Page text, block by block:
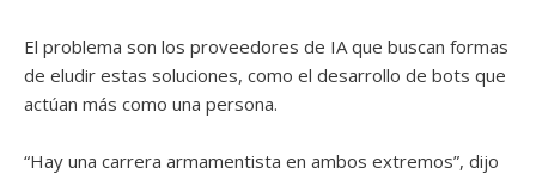
El problema son los proveedores de IA que buscan formas
de eludir estas soluciones, como el desarrollo de bots que
actúan más como una persona.
“Hay una carrera armamentista en ambos extremos”, dijo